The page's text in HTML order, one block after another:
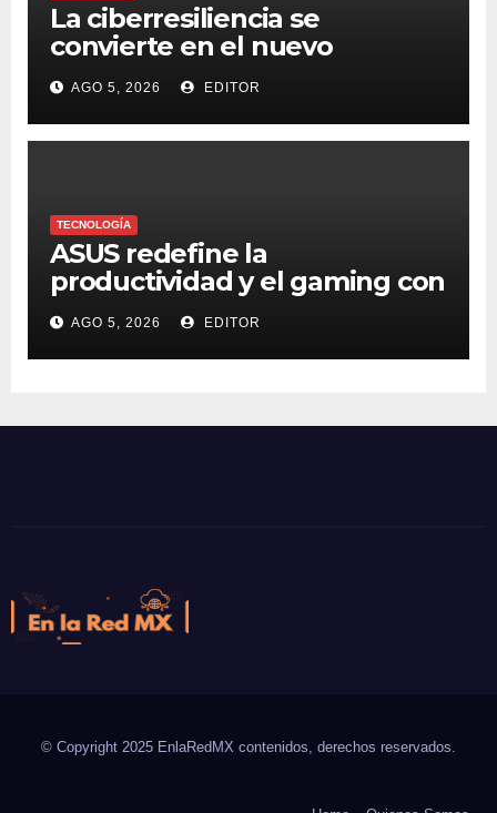
La ciberresiliencia se
convierte en el nuevo
estándar para proteger a las
organizaciones frente al
ransomware
AGO 5, 2026 EDITOR
TECNOLOGÍA
ASUS redefine la
productividad y el gaming con
la experiencia Duo
AGO 5, 2026 EDITOR
© Copyright 2025 EnlaRedMX contenidos, derechos reservados.